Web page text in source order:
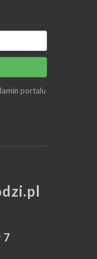
portalu
7